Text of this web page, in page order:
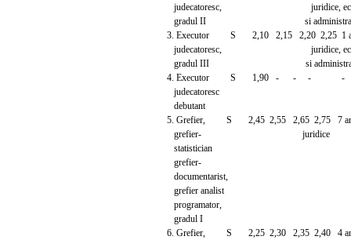
judecatoresc, juridice,
gradul II si
3. Executor S 2,10 2,15 2,20 2,25 1
judecatoresc, juridice,
gradul III si
4. Executor S 1,90 - - - -
judecatoresc
debutant
5. Grefier, S 2,45 2,55 2,65 2,75 7 ani
grefier- juridice
statistician
grefier-
documentarist,
grefier analist
programator,
gradul I
6. Grefier, S 2,25 2,30 2,35 2,40 4 ani